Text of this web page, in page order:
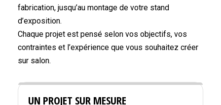
fabrication, jusqu’au montage de votre stand
d’exposition.
Chaque projet est pensé selon vos objectifs, vos
contraintes et l’expérience que vous souhaitez créer
sur salon.
UN PROJET SUR MESURE